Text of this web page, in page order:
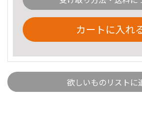
カートに入れ
欲しいものリストに